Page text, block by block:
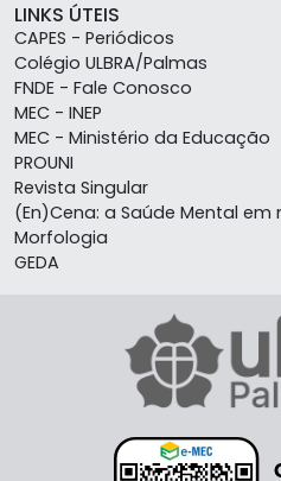
LINKS ÚTEIS
CAPES - Periódicos
Colégio ULBRA/Palmas
FNDE - Fale Conosco
MEC - INEP
MEC - Ministério da Educação
PROUNI
Revista Singular
(En)Cena: a Saúde Mental
Morfologia
GEDA